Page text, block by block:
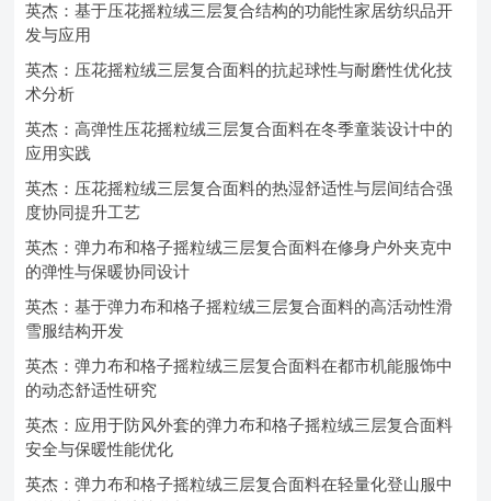
英杰：基于压花摇粒绒三层复合结构的功能性家居纺织品开
发与应用
英杰：压花摇粒绒三层复合面料的抗起球性与耐磨性优化技
术分析
英杰：高弹性压花摇粒绒三层复合面料在冬季童装设计中的
应用实践
英杰：压花摇粒绒三层复合面料的热湿舒适性与层间结合强
度协同提升工艺
英杰：弹力布和格子摇粒绒三层复合面料在修身户外夹克中
的弹性与保暖协同设计
英杰：基于弹力布和格子摇粒绒三层复合面料的高活动性滑
雪服结构开发
英杰：弹力布和格子摇粒绒三层复合面料在都市机能服饰中
的动态舒适性研究
英杰：应用于防风外套的弹力布和格子摇粒绒三层复合面料
安全与保暖性能优化
英杰：弹力布和格子摇粒绒三层复合面料在轻量化登山服中